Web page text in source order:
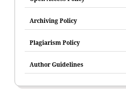
Archiving Policy
Plagiarism Policy
Author Guidelines